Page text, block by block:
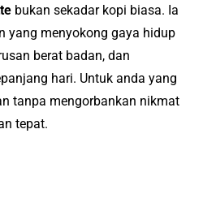
bukan sekadar kopi biasa. Ia
yang menyokong gaya hidup
berat badan, dan
hari. Untuk anda yang
tanpa mengorbankan nikmat
tepat.